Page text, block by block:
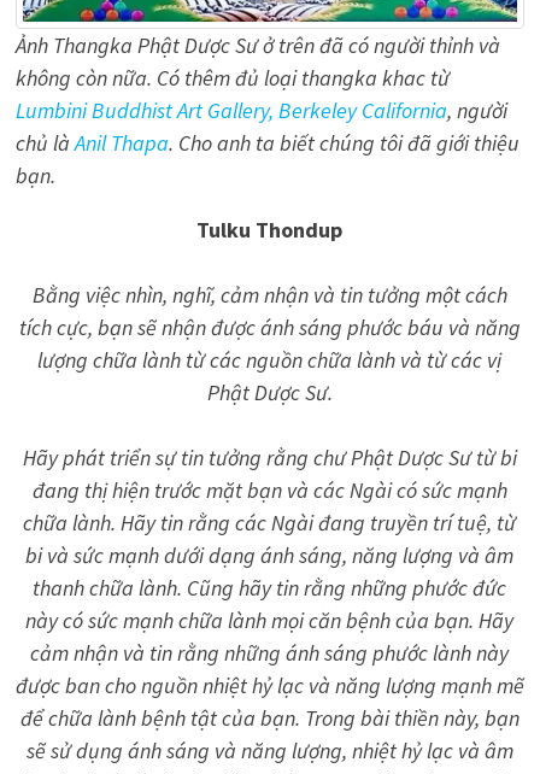
Ảnh Thangka Phật Dược Sư ở trên đã có người thỉnh và
không còn nữa. Có thêm đủ loại thangka khac từ
Lumbini Buddhist Art Gallery, Berkeley California, người
chủ làAnil Thapa. Cho anh ta biết chúng tôi đã giới thiệu
bạn.
Tulku Thondup
Bằng việc nhìn, nghĩ, cảm nhận và tin tưởng một cách
tích cực, bạn sẽ nhận được ánh sáng phước báu và năng
lượng chữa lành từ các nguồn chữa lành và từ các vị
Phật Dược Sư.
Hãy phát triển sự tin tưởng rằng chư Phật Dược Sư từ bi
đang thị hiện trước mặt bạn và các Ngài có sức mạnh
chữa lành. Hãy tin rằng các Ngài đang truyền trí tuệ, từ
bi và sức mạnh dưới dạng ánh sáng, năng lượng và âm
thanh chữa lành. Cũng hãy tin rằng những phước đức
này có sức mạnh chữa lành mọi căn bệnh của bạn. Hãy
cảm nhận và tin rằng những ánh sáng phước lành này
được ban cho nguồn nhiệt hỷ lạc và năng lượng mạnh mẽ
để chữa lành bệnh tật của bạn. Trong bài thiền này, bạn
sẽ sử dụng ánh sáng và năng lượng, nhiệt hỷ lạc và âm